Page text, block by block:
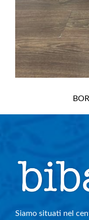
Siamo situati nel